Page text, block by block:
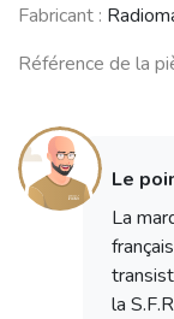
Fabricant :
Référence de la
Le
La
la